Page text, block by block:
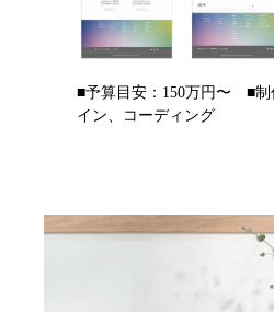
■予算目安：150万円〜 ■
イン、コーディング